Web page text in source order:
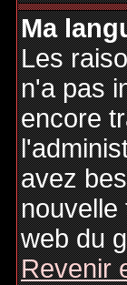
Ma
Les
n'a pas
encore
avez
nouvelle
web du
Revenir